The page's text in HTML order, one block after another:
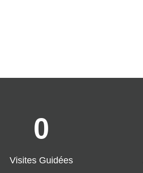
0
Visites Guidées